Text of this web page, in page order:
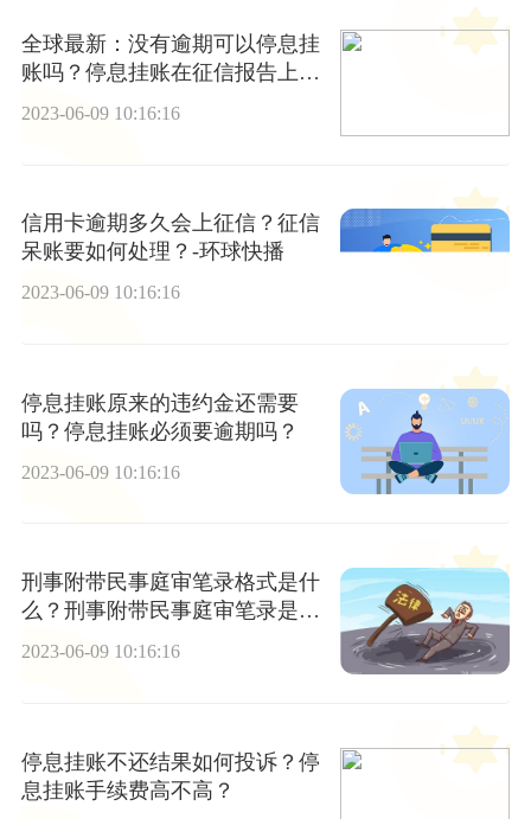
全球最新：没有逾期可以停息挂
账吗？停息挂账在征信报告上显
示什么？
2023-06-09 10:16:16
信用卡逾期多久会上征信？征信
呆账要如何处理？-环球快播
2023-06-09 10:16:16
停息挂账原来的违约金还需要
吗？停息挂账必须要逾期吗？
2023-06-09 10:16:16
刑事附带民事庭审笔录格式是什
么？刑事附带民事庭审笔录是什
么？
2023-06-09 10:16:16
停息挂账不还结果如何投诉？停
息挂账手续费高不高？